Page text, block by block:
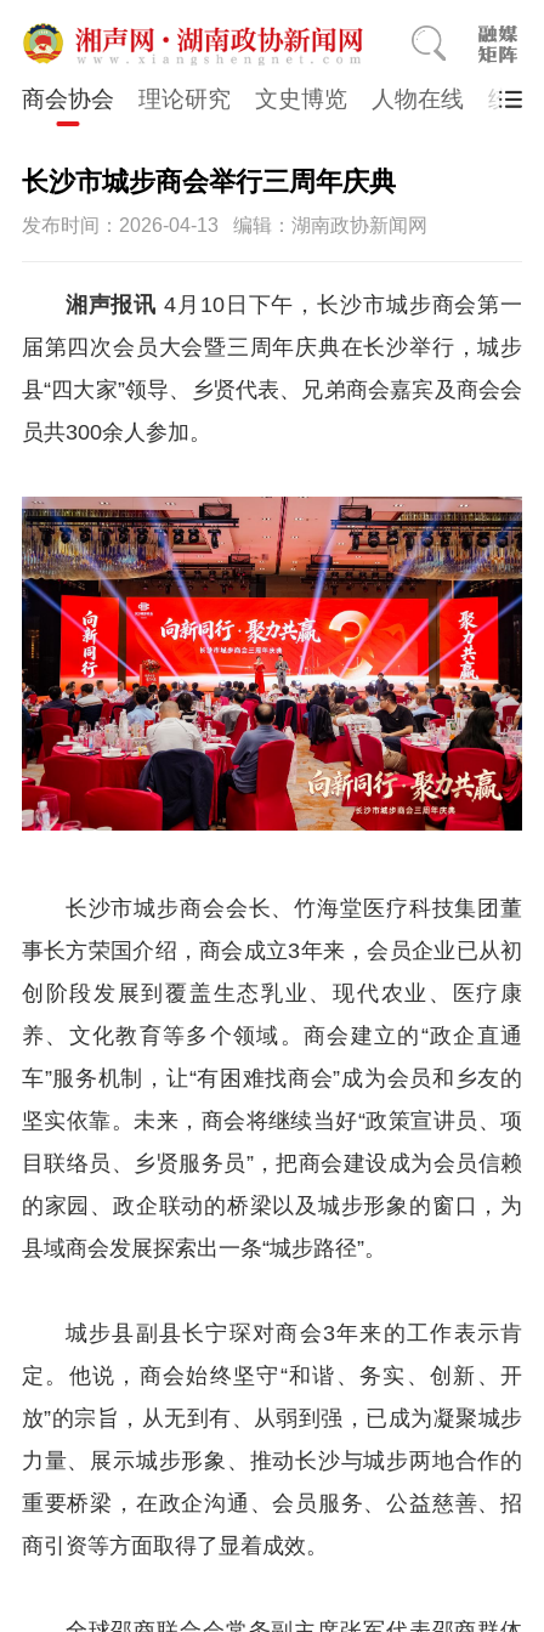
商会协会 理论研究 文史博览 人物在线 统一
长沙市城步商会举行三周年庆典
发布时间：2026-04-13 编辑：湖南政协新闻网
湘声报讯 4月10日下午，长沙市城步商会第一
届第四次会员大会暨三周年庆典在长沙举行，城步
县“四大家”领导、乡贤代表、兄弟商会嘉宾及商会会
员共300余人参加。
长沙市城步商会会长、竹海堂医疗科技集团董
事长方荣国介绍，商会成立3年来，会员企业已从初
创阶段发展到覆盖生态乳业、现代农业、医疗康
养、文化教育等多个领域。商会建立的“政企直通
车”服务机制，让“有困难找商会”成为会员和乡友的
坚实依靠。未来，商会将继续当好“政策宣讲员、项
目联络员、乡贤服务员”，把商会建设成为会员信赖
的家园、政企联动的桥梁以及城步形象的窗口，为
县域商会发展探索出一条“城步路径”。
城步县副县长宁琛对商会3年来的工作表示肯
定。他说，商会始终坚守“和谐、务实、创新、开
放”的宗旨，从无到有、从弱到强，已成为凝聚城步
力量、展示城步形象、推动长沙与城步两地合作的
重要桥梁，在政企沟通、会员服务、公益慈善、招
商引资等方面取得了显着成效。